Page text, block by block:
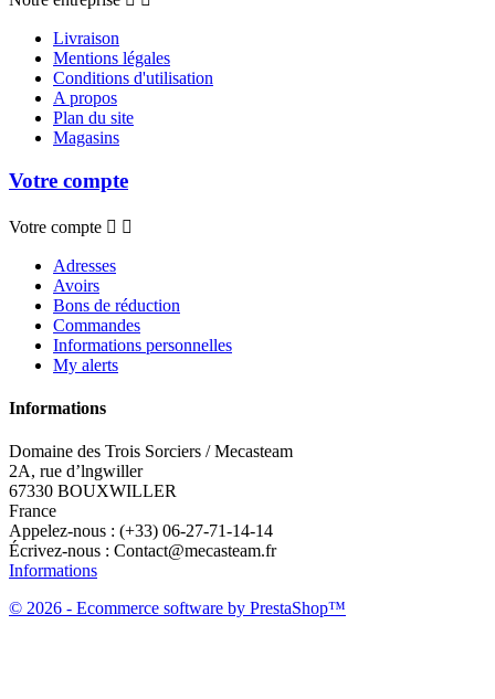
Livraison
Mentions légales
Conditions d'utilisation
A propos
Plan du site
Magasins
Votre compte
Votre compte  
Adresses
Avoirs
Bons de réduction
Commandes
Informations personnelles
My alerts
Informations
Domaine des Trois Sorciers / Mecasteam
2A, rue d’lngwiller
67330 BOUXWILLER
France
Appelez-nous : (+33) 06-27-71-14-14
Écrivez-nous : Contact@mecasteam.fr
Informations
© 2026 - Ecommerce software by PrestaShop™